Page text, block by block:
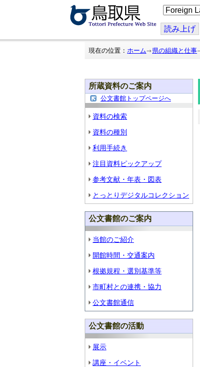
こ
の
ジ
を
翻
読み上げ
現在の位置： ホーム 県の組織と仕事
所蔵資料のご案内
公文書館トップページへ
資料の検索
資料の種別
利用手続き
注目資料ピックアップ
参考文献・年表・図表
とっとりデジタルコレクション
公文書館のご案内
当館のご紹介
開館時間・交通案内
根拠規程・選別基準等
市町村との連携・協力
公文書館通信
公文書館の活動
展示
講座・イベント